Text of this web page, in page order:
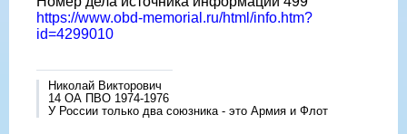
https://www.obd-memorial.ru/html/info.htm?
id=4299010
Николай Викторович
14 ОА ПВО 1974-1976
У России только два союзника - это Армия и Флот